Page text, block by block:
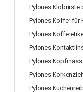
Pylones Klobürste
Pylones Koffer für
Pylones
Pylones
Pylones
Pylones
Pylones